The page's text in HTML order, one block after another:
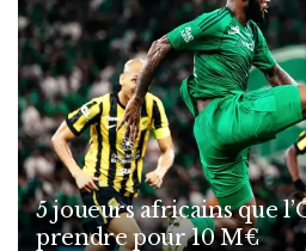
5 joueurs africains que
prendre pour 10 M€